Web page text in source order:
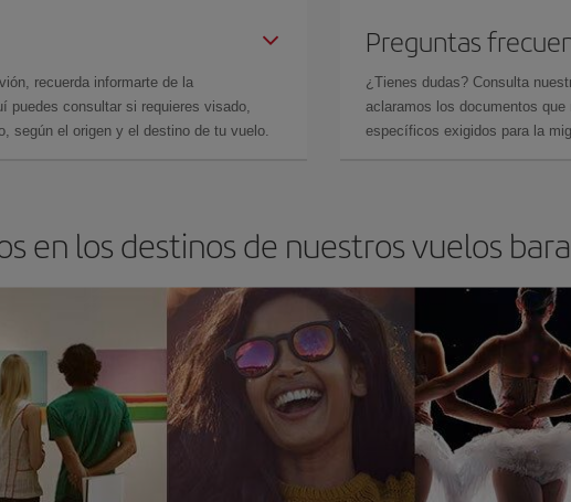
recuerda informarte de la
puedes consultar si requieres visado,
según el origen y el destino de tu vuelo.
Preguntas
¿Tienes dudas? Consulta
aclaramos los documentos
específicos exigidos para la
en los destinos de nuestros vuelos